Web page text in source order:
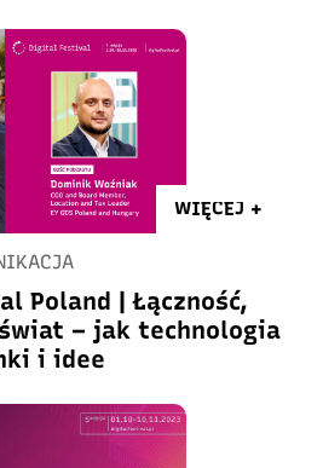
WIĘCEJ +
Poland | Łączność,
– jak technologia
i idee